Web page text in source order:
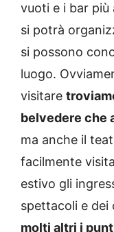
vuoti e i bar più
si potrà
si possono
luogo.
visitare
belvedere che
ma anche il
facilmente
estivo gli
spettacoli e dei
molti altri i